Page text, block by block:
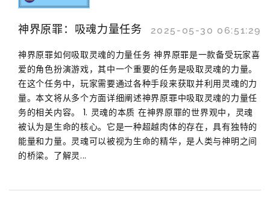
神界原罪：吸魂力量任务 2025-05-30 06:51:29
神界原罪如何吸取灵魂的力量任务 神界原罪是一款备受玩家喜
爱的角色扮演游戏，其中一个重要的任务是吸取灵魂的力量。
在这个任务中，玩家需要通过各种手段来获取并利用灵魂的力
量。本文将从多个方面详细阐述神界原罪中吸取灵魂的力量任
务的相关内容。 1. 灵魂的本质 在神界原罪的世界观中，灵魂
被认为是生命的核心。它是一种超越肉体的存在，具有独特的
能量和力量。灵魂可以被视为生命的精华，是人类与神明之间
的桥梁。了解灵...